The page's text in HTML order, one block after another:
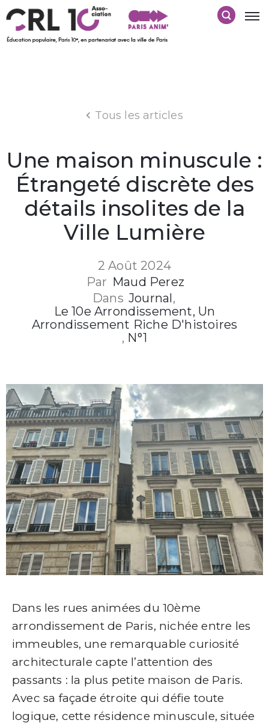
Tous les articles
Une maison minuscule :
Étrangeté discrète des
détails insolites de la
Ville Lumière
2 Août 2024
Par Maud Perez
Dans Journal‚
Le 10e Arrondissement, Un
Arrondissement Riche D'histoires
‚ N°1
Dans les rues animées du 10ème
arrondissement de Paris, nichée entre les
immeubles, une remarquable curiosité
architecturale capte l’attention des
passants : la plus petite maison de Paris.
Avec sa façade étroite qui défie toute
logique, cette résidence minuscule, située